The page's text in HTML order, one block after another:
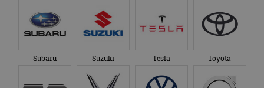
Subaru Suzuki Tesla Toyota